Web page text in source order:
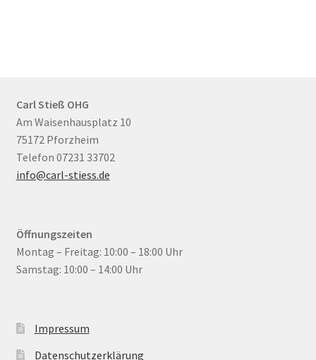
Carl Stieß OHG
Am Waisenhausplatz 10
75172 Pforzheim
Telefon 07231 33702
info@carl-stiess.de
Öffnungszeiten
Montag – Freitag: 10:00 – 18:00 Uhr
Samstag: 10:00 – 14:00 Uhr
Impressum
Datenschutzerklärung